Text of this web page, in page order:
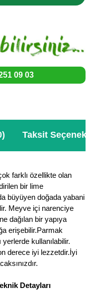
09 03
Taksit
farklı özellikte olan
bir lime
büyüyen doğada yabani
Meyve içi narenciye
dağılan bir yapıya
erişebilir.Parmak
yerlerde kullanılabilir.
derece iyi lezzetdir.İyi
Detayları